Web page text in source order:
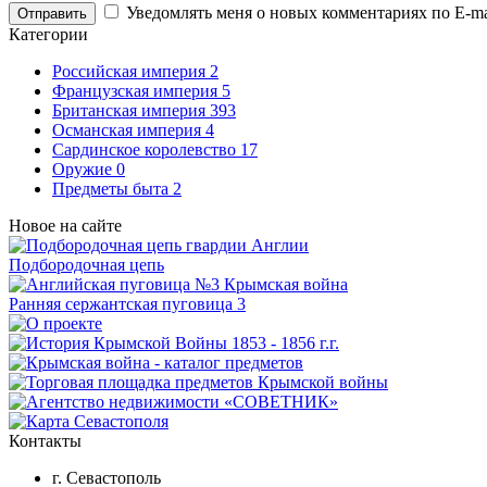
Отправить
Уведомлять меня о новых комментариях по E-
Категории
Российская империя 2
Французская империя 5
Британская империя 393
Османская империя 4
Сардинское королевство 17
Оружие 0
Предметы быта 2
Новое на сайте
Подбородочная цепь
Ранняя сержантская пуговица 3
Контакты
г. Севастополь